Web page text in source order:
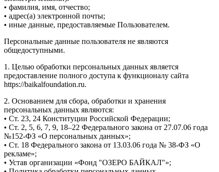
• фамилия, имя, отчество;
• адрес(а) электронной почты;
• иные данные, предоставляемые Пользователем.
Персональные данные пользователя не являются
общедоступными.
1. Целью обработки персональных данных является
предоставление полного доступа к функционалу сайта
https://baikalfoundation.ru.
2. Основанием для сбора, обработки и хранения
персональных данных являются:
• Ст. 23, 24 Конституции Российской Федерации;
• Ст. 2, 5, 6, 7, 9, 18–22 Федерального закона от 27.07.06 года
№152-ФЗ «О персональных данных»;
• Ст. 18 Федерального закона от 13.03.06 года № 38-ФЗ «О
рекламе»;
• Устав организации «Фонд "ОЗЕРО БАЙКАЛ"»;